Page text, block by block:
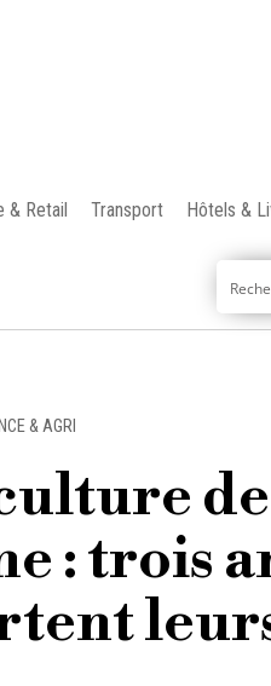
& Retail Transport Hôtels &
& AGRI
: trois